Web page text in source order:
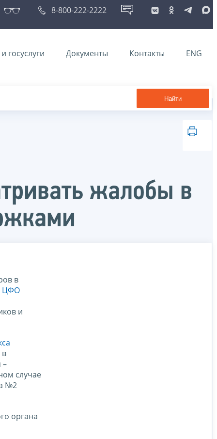
8-800-222-2222
госуслуги Документы Контакты ENG
Найти
жалобы в
в
ЦФО
и
в
–
случае
№2
органа